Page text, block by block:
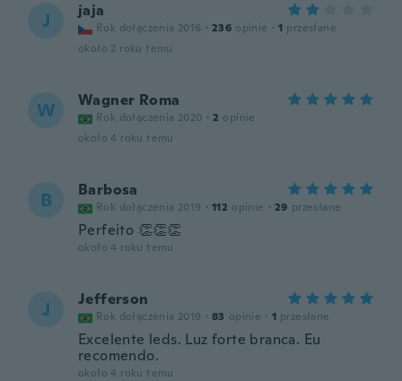
J jaja
Rok dołączenia 2016 · 236 opinie · 1 przesłane
około 2 roku temu
W Wagner Roma
Rok dołączenia 2020 · 2 opinie
około 4 roku temu
B Barbosa
Rok dołączenia 2019 · 112 opinie · 29 przesłane
Perfeito 👏👏👏
około 4 roku temu
J Jefferson
Rok dołączenia 2019 · 83 opinie · 1 przesłane
Excelente leds. Luz forte branca. Eu
recomendo.
około 4 roku temu